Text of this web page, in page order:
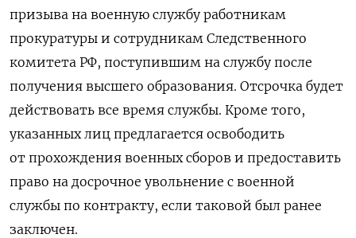
призыва на военную службу работникам
прокуратуры и сотрудникам Следственного
комитета РФ, поступившим на службу после
получения высшего образования. Отсрочка будет
действовать все время службы. Кроме того,
указанных лиц предлагается освободить
от прохождения военных сборов и предоставить
право на досрочное увольнение с военной
службы по контракту, если таковой был ранее
заключен.